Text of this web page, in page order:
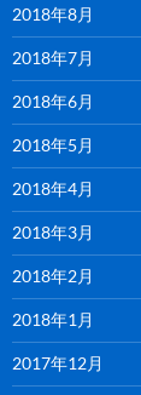
2018年8月
2018年7月
2018年6月
2018年5月
2018年4月
2018年3月
2018年2月
2018年1月
2017年12月